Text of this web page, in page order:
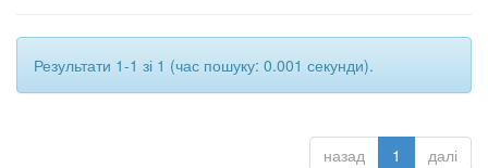
Результати 1-1 зі 1 (час пошуку: 0.001 секунди).
назад 1 далі